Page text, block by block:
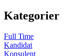
Kategorier
Full Time
Kandidat
Konsulent